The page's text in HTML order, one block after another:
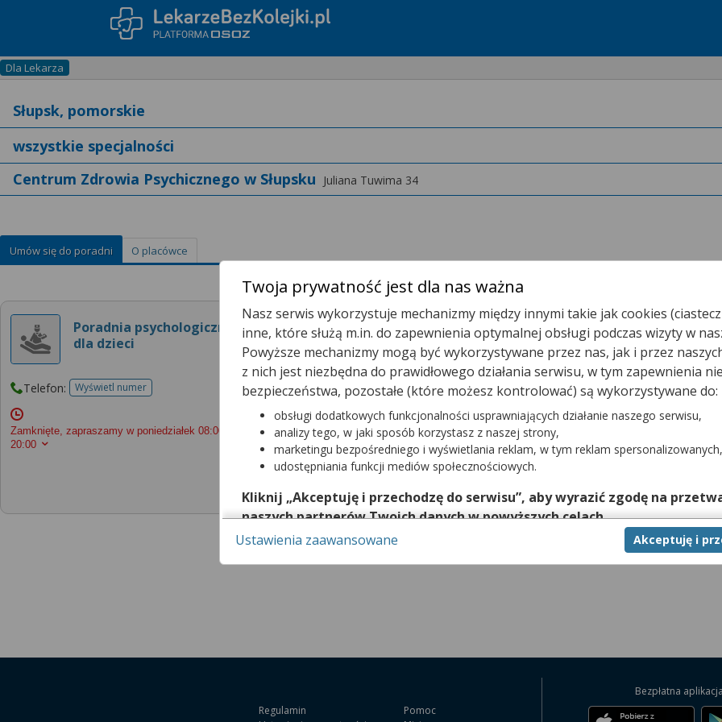
Dla Lekarza
Centrum Zdrowia Psychicznego w Słupsku Juliana Tuwima 34
Umów się do poradni O placówce
Poradnia psychologiczna
dla dzieci
Telefon: Wyświetl numertelefonu do placowki
Zamknięte, zapraszamy w poniedziałek 08:00 -
20:00
Poradnia Psychologiczna Dla Dzieci
Zarezerwuj wizytę telefonicznie
Rejestracja do tej poradni wymaga telefonicznego kontaktu z przychodnią pod numerem:
Regulamin
Pomoc
Bezpłatna
Twoja prywatność jest dla nas ważna
Nasz serwis wykorzystuje mechanizmy między innymi takie jak cookies
inne, które służą m.in. do zapewnienia optymalnej obsługi podczas wizyty w
Powyższe mechanizmy mogą być wykorzystywane przez nas, jak i przez
z nich jest niezbędna do prawidłowego działania serwisu, w tym zapewnienia
bezpieczeństwa, pozostałe (które możesz kontrolować) są wykorzystywane do:
obsługi dodatkowych funkcjonalności usprawniających działanie naszego serwisu,
analizy tego, w jaki sposób korzystasz z naszej strony,
marketingu bezpośredniego i wyświetlania reklam, w tym reklam spersonalizowanych,
udostępniania funkcji mediów społecznościowych.
Kliknij „Akceptuję i przechodzę do serwisu”, aby wyrazić zgodę na
naszych partnerów Twoich danych w powyższych celach.
Pamiętaj, że wyrażenie zgody jest dobrowolne, a wyrażoną zgodę możesz w
możesz też wycofać zgodę na przetwarzanie Twoich danych tylko w niektórych
Akceptuję i
Ustawienia zaawansowane